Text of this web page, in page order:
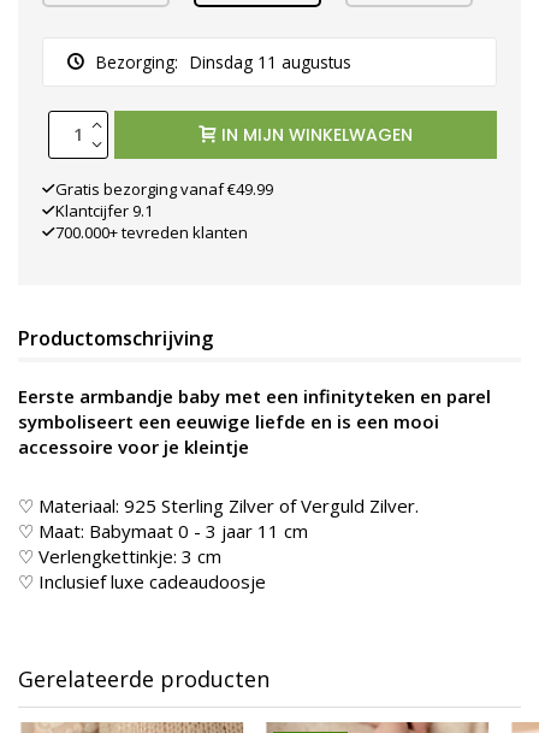
Bezorging: Dinsdag 11 augustus
IN MIJN WINKELWAGEN
Gratis bezorging vanaf €49.99
Klantcijfer 9.1
700.000+ tevreden klanten
Productomschrijving
Eerste armbandje baby met een infinityteken en parel
symboliseert een eeuwige liefde en is een mooi
accessoire voor je kleintje
♡ Materiaal: 925 Sterling Zilver of Verguld Zilver.
♡ Maat: Babymaat 0 - 3 jaar 11 cm
♡ Verlengkettinkje: 3 cm
♡ Inclusief luxe cadeaudoosje
Gerelateerde producten